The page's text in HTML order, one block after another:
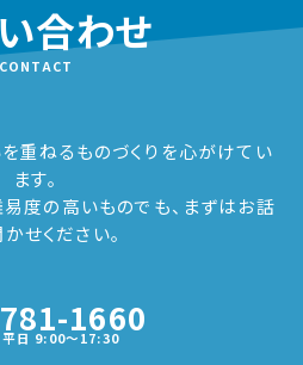
合わせ
CONTACT
重ねるものづくりを心がけてい
ます。
度の高いものでも、まずはお話
せください。
1660
日 9:00～17:30